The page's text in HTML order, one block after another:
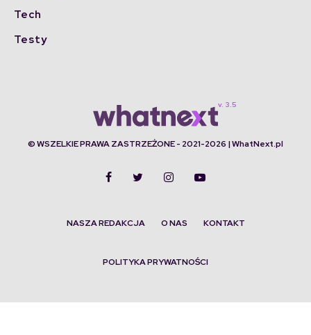
Tech
Testy
© WSZELKIE PRAWA ZASTRZEŻONE - 2021-2026 | WhatNext.pl
NASZA REDAKCJA O NAS KONTAKT
POLITYKA PRYWATNOŚCI